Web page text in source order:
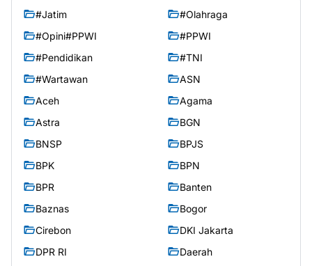
#Jatim
#Olahraga
#Opini#PPWI
#PPWI
#Pendidikan
#TNI
#Wartawan
ASN
Aceh
Agama
Astra
BGN
BNSP
BPJS
BPK
BPN
BPR
Banten
Baznas
Bogor
Cirebon
DKI Jakarta
DPR RI
Daerah